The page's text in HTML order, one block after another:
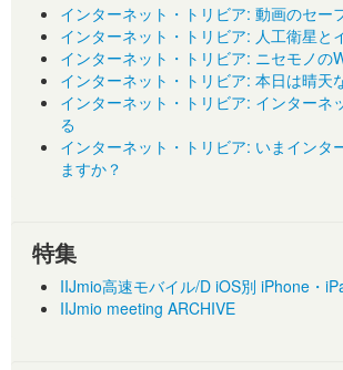
インターネット・トリビア: 動画のセー
インターネット・トリビア: 人工衛星と
インターネット・トリビア: ニセモノの
インターネット・トリビア: 本日は晴天
インターネット・トリビア: インターネ
る
インターネット・トリビア: いまインタ
ますか？
特集
IIJmio高速モバイル/D iOS別 iPhone・
IIJmio meeting ARCHIVE